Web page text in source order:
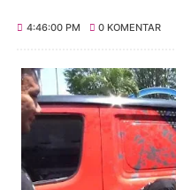
4:46:00 PM 0 KOMENTAR